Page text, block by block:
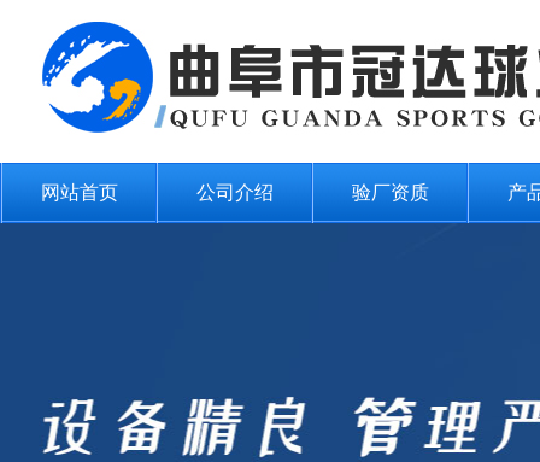
网站首页 公司介绍 验厂资质 产